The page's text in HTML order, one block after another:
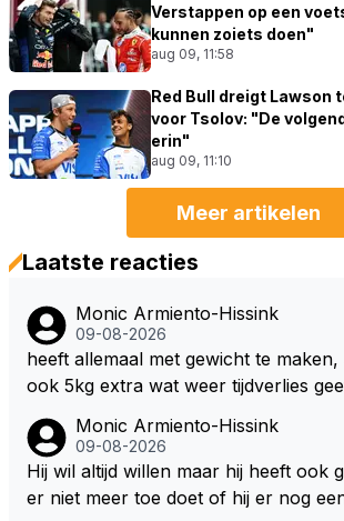
Verstappen op een
kunnen zoiets doen"
aug 09, 11:58
Red Bull dreigt Lawson
voor Tsolov: "De
erin"
aug 09, 11:10
Meer artikelen
Laatste reacties
Monic Armiento-Hissink
09-08-2026
heeft allemaal met gewicht te
ook 5kg extra wat weer tijdverlies
auto, het is extra gewicht plus na 15
ete thee geworden.
Monic Armiento-Hissink
09-08-2026
Hij wil altijd willen maar hij heeft ook
er niet meer toe doet of hij er nog